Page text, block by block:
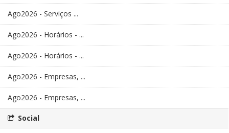
Ago2026 - Serviços ...
Ago2026 - Horários - ...
Ago2026 - Horários - ...
Ago2026 - Empresas, ...
Ago2026 - Empresas, ...
Social